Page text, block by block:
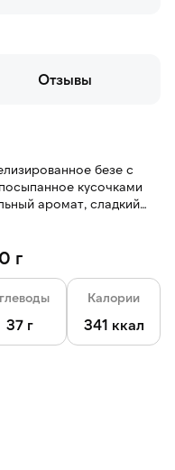
Отзывы
безе с
кусочками
аромат, сладкий
г
37 г
Калории
341 ккал